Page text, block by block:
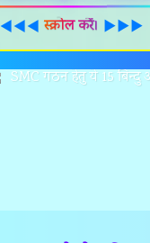
◀◀◀ स्क्रोल करें। ▶▶▶